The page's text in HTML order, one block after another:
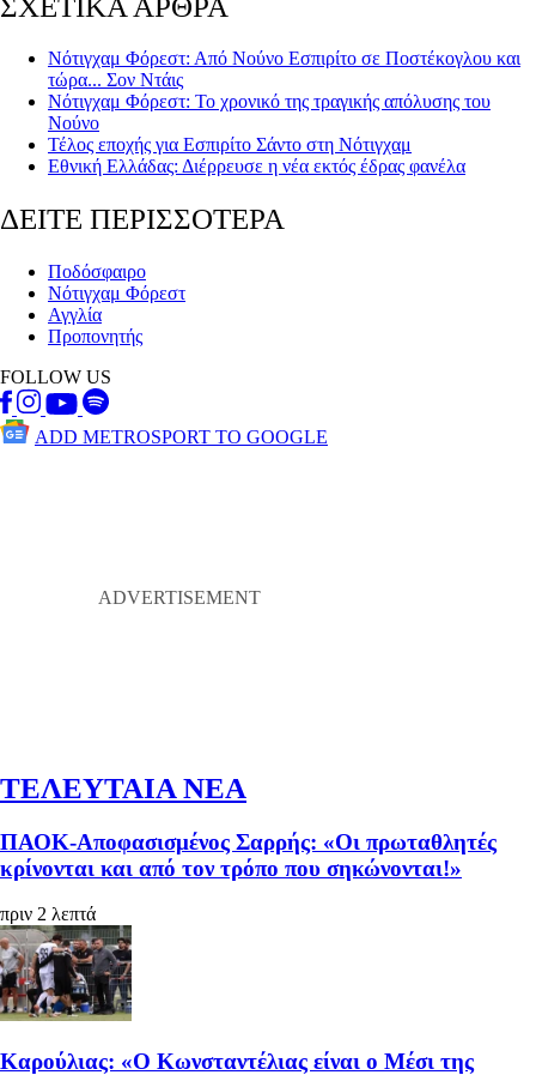
Νότιγχαμ Φόρεστ: Από Νούνο Εσπιρίτο σε Ποστέκογλου και
τώρα... Σον Ντάις
Νότιγχαμ Φόρεστ: Το χρονικό της τραγικής απόλυσης του
Νούνο
Τέλος εποχής για Εσπιρίτο Σάντο στη Νότιγχαμ
Εθνική Ελλάδας: Διέρρευσε η νέα εκτός έδρας φανέλα
ΔΕΙΤΕ ΠΕΡΙΣΣΟΤΕΡΑ
Ποδόσφαιρο
Νότιγχαμ Φόρεστ
Αγγλία
Προπονητής
FOLLOW US
ADD METROSPORT TO GOOGLE
ΤΕΛΕΥΤΑΙΑ ΝΕΑ
ΠΑΟΚ-Αποφασισμένος Σαρρής: «Οι πρωταθλητές
κρίνονται και από τον τρόπο που σηκώνονται!»
πριν 2 λεπτά
Καρούλιας: «Ο Κωνσταντέλιας είναι ο Μέσι της